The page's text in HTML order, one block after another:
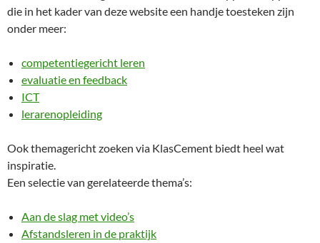
die in het kader van deze website een handje toesteken zijn
onder meer:
competentiegericht leren
evaluatie en feedback
ICT
lerarenopleiding
Ook themagericht zoeken via KlasCement biedt heel wat
inspiratie.
Een selectie van gerelateerde thema’s:
Aan de slag met video’s
Afstandsleren in de praktijk